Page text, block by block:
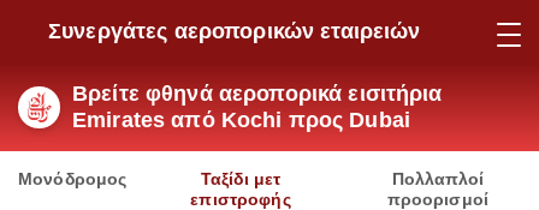
Συνεργάτες αεροπορικών εταιρειών
Βρείτε φθηνά αεροπορικά εισιτήρια
Emirates από Kochi προς Dubai
Μονόδρομος
Ταξίδι μετ
επιστροφής
Πολλαπλοί
προορισμοί